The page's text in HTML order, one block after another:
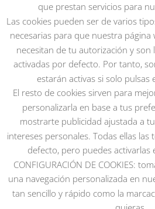
© 2020 Boomerang Graphics.
reservados.
Diseño web
que prestan servicios para
Las cookies pueden ser de varios
necesarias para que nuestra
necesitan de tu autorización y son
activadas por defecto. Por tanto,
estarán activas si solo pulsas
El resto de cookies sirven para
personalizarla en base a tus
mostrarte publicidad ajustada a
intereses personales. Todas ellas
defecto, pero puedes
CONFIGURACIÓN DE COOKIES:
una navegación personalizada en
tan sencillo y rápido como la